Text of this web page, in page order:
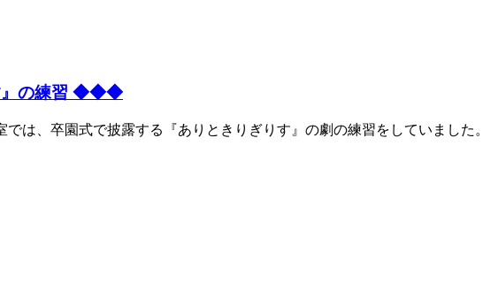
』の練習 ◆◆◆
は、卒園式で披露する『ありときりぎりす』の劇の練習をしていました。